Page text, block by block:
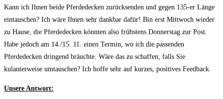
Kann ich Ihnen beide Pferdedecken zurücksenden und gegen 135-er Länge
eintauschen? Ich wäre Ihnen sehr dankbar dafür! Bin erst Mittwoch wieder
zu Hause, die Pferdedecken könnten also frühstens Donnerstag zur Post.
Habe jedoch am 14./15. 11. einen Termin, wo ich die passenden
Pferdedecken dringend bräuchte. Wäre das zu schaffen, falls Sie
kulanterweise umtauschen? Ich hoffe sehr auf kurzes, positives Feedback.
Unsere Antwort: